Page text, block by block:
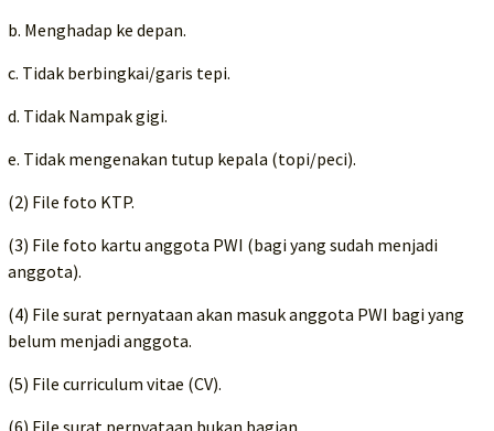
b. Menghadap ke depan.
c. Tidak berbingkai/garis tepi.
d. Tidak Nampak gigi.
e. Tidak mengenakan tutup kepala (topi/peci).
(2) File foto KTP.
(3) File foto kartu anggota PWI (bagi yang sudah menjadi
anggota).
(4) File surat pernyataan akan masuk anggota PWI bagi yang
belum menjadi anggota.
(5) File curriculum vitae (CV).